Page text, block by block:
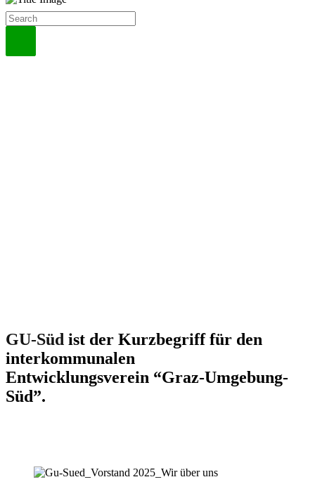
GU-Süd ist der Kurzbegriff für den
interkommunalen
Entwicklungsverein “Graz-Umgebung-
Süd”.